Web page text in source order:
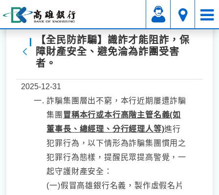
返回
【全民防詐騙】識詐才能阻詐，保
障財產安全、避免淪為詐團受害
者。
2025-12-31
詐騙集團層出不窮，本行近期屢遭詐騙
集團 冒稱本行或本行高階主管名義(如
董事長、總經理、分行經理人等)進行
犯罪行為，以下情形為詐騙集團慣用之
犯罪行為態樣，提醒民眾提高警覺，一
起守護財產安全：
(一)假冒高雄銀行名義，製作虛假名片